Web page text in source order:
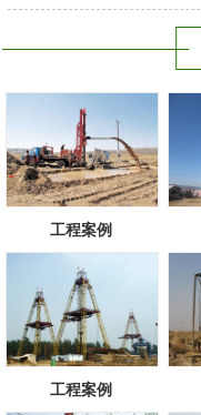
工程案例
工程案例